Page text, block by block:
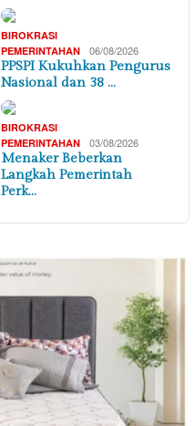
BIROKRASI
PEMERINTAHAN
06/08/2026
PPSPI Kukuhkan Pengurus
Nasional dan 38 …
BIROKRASI
PEMERINTAHAN
03/08/2026
Menaker Beberkan
Langkah Pemerintah
Perk…